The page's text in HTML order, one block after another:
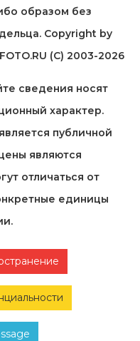
образом без
Copyright by
(C) 2003-2026
сведения носят
характер.
публичной
являются
отличаться от
единицы